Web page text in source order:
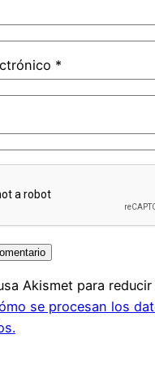
*
Akismet para reducir
se procesan los